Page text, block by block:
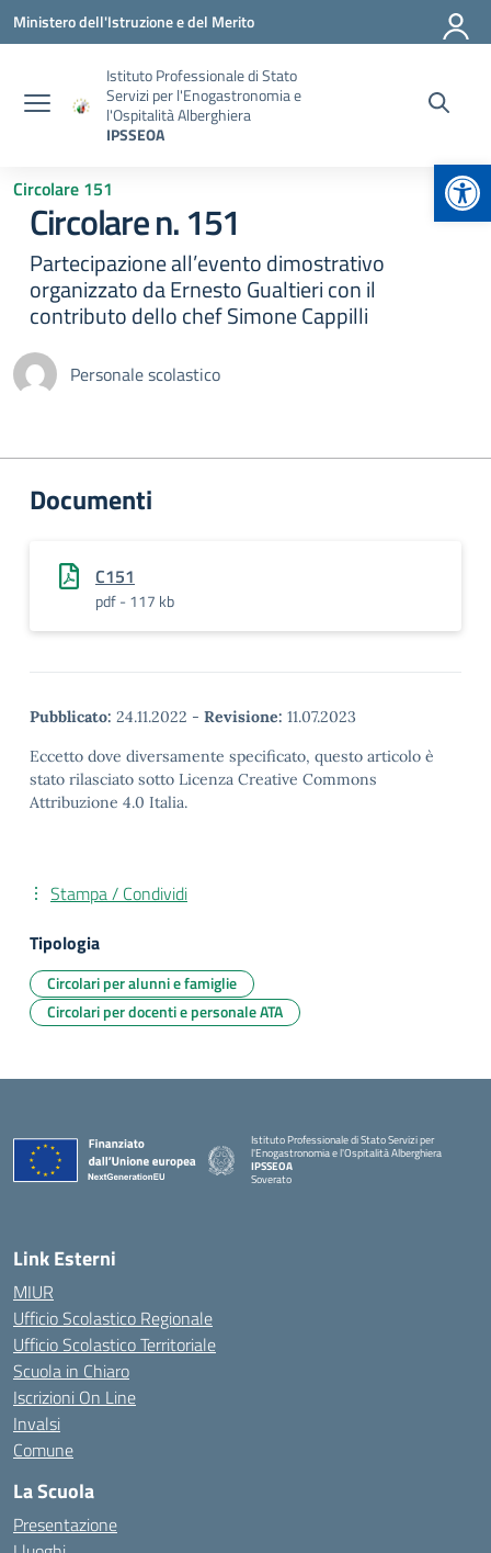
Vai ai contenuti
Vai al menu di navigazione
Vai al footer
Ministero dell'Istruzione e del Merito
Istituto Professionale di Stato
Servizi per l'Enogastronomia e
l'Ospitalità Alberghiera
IPSSEOA
Circolare 151
Circolare n. 151
Partecipazione all’evento dimostrativo
organizzato da Ernesto Gualtieri con il
contributo dello chef Simone Cappilli
Personale scolastico
Documenti
C151
pdf - 117 kb
Pubblicato: 24.11.2022 - Revisione: 11.07.2023
Eccetto dove diversamente specificato, questo articolo è
stato rilasciato sotto Licenza Creative Commons
Attribuzione 4.0 Italia.
Stampa / Condividi
Tipologia
Circolari per alunni e famiglie
Circolari per docenti e personale ATA
Istituto Professionale di Stato Servizi per
l'Enogastronomia e l'Ospitalità Alberghiera
IPSSEOA
Soverato
Link Esterni
MIUR
Ufficio Scolastico Regionale
Ufficio Scolastico Territoriale
Scuola in Chiaro
Iscrizioni On Line
Invalsi
Comune
La Scuola
Presentazione